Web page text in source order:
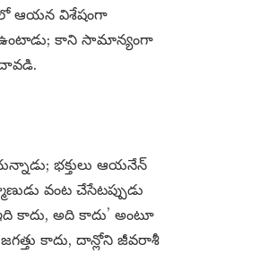
ఆయన విశేషంగా
ఉంటాడు; కాని సామాన్యంగా
భక్తులు ఆయనేన్
వంట చేసేటప్పుడు
కాదు, అది కాదు’ అంటూ
కాదు, దాన్లోని జీవరాశీ